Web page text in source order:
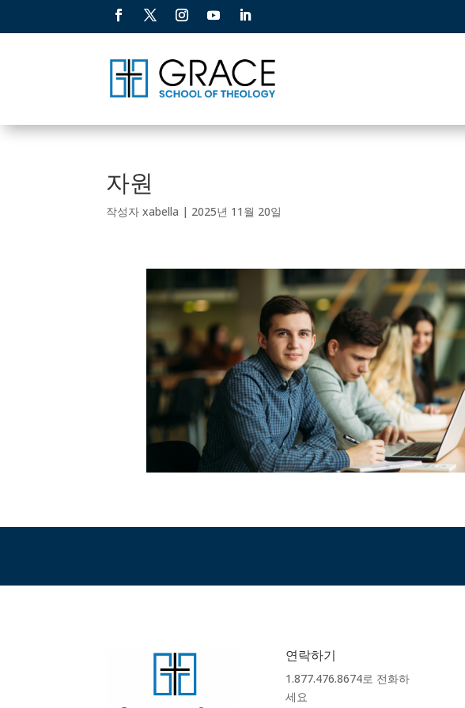
자원
작성자xabella | 2025년 11월 20일
연락하기
1.877.476.8674로 전화하
세요